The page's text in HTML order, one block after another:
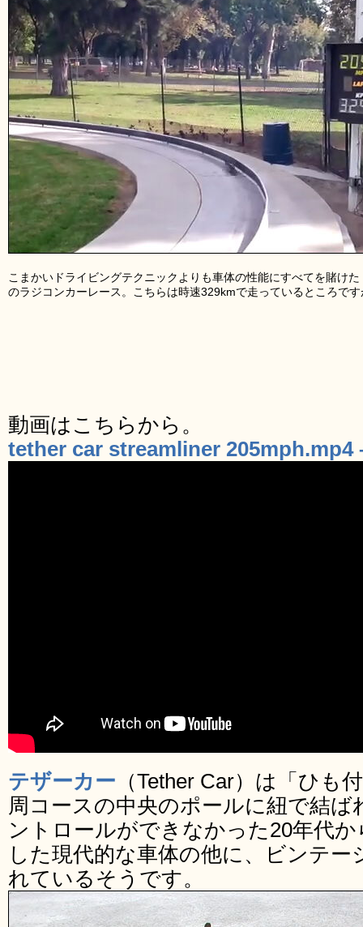
こまかいドライビングテクニックよりも車体の性能にすべてを賭け
のラジコンカーレース。こちらは時速329kmで走っているところで
動画はこちらから。
tether car streamliner 205mph.mp4
テザーカー （Tether Car）は「ひも
周コースの中央のポールに紐で結
ントロールができなかった20年代
した現代的な車体の他に、ビンテ
れているそうです。